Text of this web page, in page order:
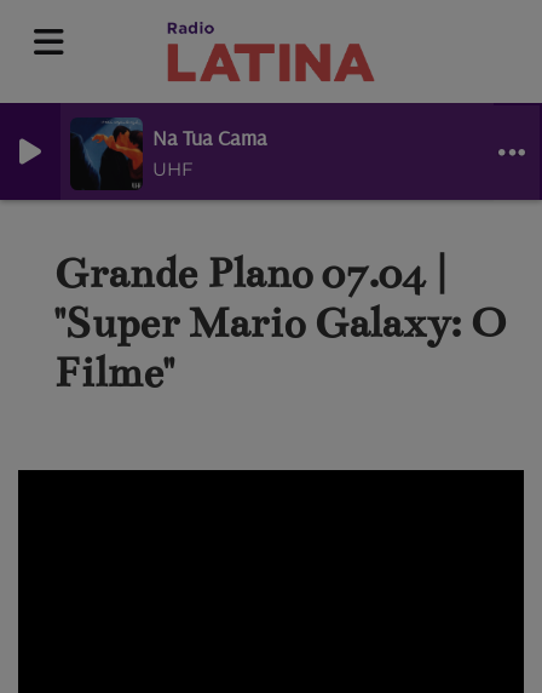
Na Tua Cama
UHF
Grande Plano 07.04 |
"Super Mario Galaxy: O
Filme"